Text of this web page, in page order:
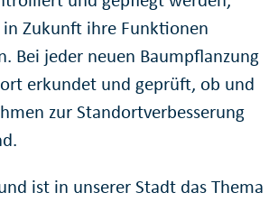
Zukunft ihre Funktionen
Bei jeder neuen Baumpflanzung
erkundet und geprüft, ob und
zur Standortverbesserung
ist in unserer Stadt das Thema